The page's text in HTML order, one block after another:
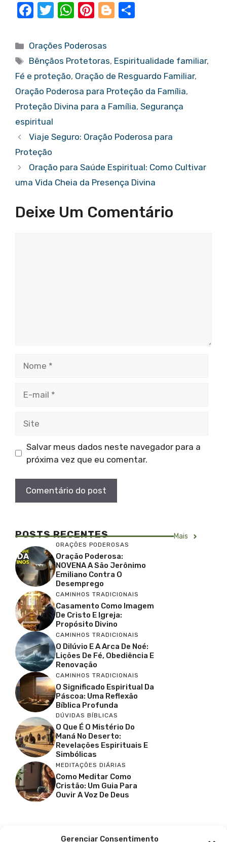
Gerenciar Consentimento
F
c
e
b
o
o
k
T
it
te
r
W
at
s
A
p
p
Pi
er
e
st
Bl
g
er
e
Categorias
Orações Poderosas
Tags
Bênçãos Protetoras, Espiritualidade familiar,
Fé e proteção, Oração de Resguardo Familiar,
Oração Poderosa para Proteção da Família,
Proteção Divina para a Família, Segurança
espiritual
Viaje Seguro: Oração Poderosa para
Proteção
Oração para Saúde Espiritual: Como Cultivar
uma Vida Cheia da Presença Divina
Deixe Um Comentário
mail
Salvar meus dados neste navegador para a
próxima vez que eu comentar.
POSTS RECENTES Mais
ORAÇÕES PODEROSAS
Oração Poderosa:
NOVENA A São Jerônimo
Emiliano Contra O
Desemprego
CAMINHOS TRADICIONAIS
Casamento Como Imagem
De Cristo E Igreja:
Propósito Divino
CAMINHOS TRADICIONAIS
O Dilúvio E A Arca De Noé:
Lições De Fé, Obediência E
Renovação
CAMINHOS TRADICIONAIS
O Significado Espiritual Da
Páscoa: Uma Reflexão
Bíblica Profunda
DÚVIDAS BÍBLICAS
O Que É O Mistério Do
Maná No Deserto:
Revelações Espirituais E
Simbólicas
MEDITAÇÕES DIÁRIAS
Como Meditar Como
Cristão: Um Guia Para
Ouvir A Voz De Deus
Facebook
Youtube
Pinterest